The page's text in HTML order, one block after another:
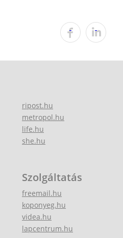
ripost.hu
metropol.hu
life.hu
she.hu
Szolgáltatás
freemail.hu
koponyeg.hu
videa.hu
lapcentrum.hu